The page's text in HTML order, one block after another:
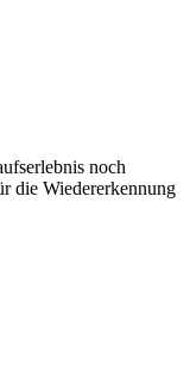
noch
die Wiedererkennung